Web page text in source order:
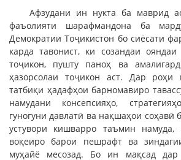
Афзудани ин нукта ба маврид
фаъолияти шарафмандона ба
Демократии Тоҷикистон бо сиёсати
карда тавонист, ки созандаи ояндаи
тоҷикон, пушту паноҳ ва
ҳазорсолаи тоҷикон аст. Дар
татбиқи ҳадафҳои барномавиро
намудани консепсияҳо,
гуногуни давлатӣ ва нақшаҳои соҳавӣ
устувори кишварро таъмин намуда,
воқеиро барои пешрафт ва
муҳайё месозад. Бо ин мақсад